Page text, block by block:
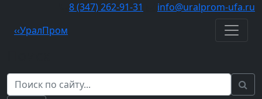
8 (347) 262‑91‑31
info@uralprom-ufa.ru
‹‹УралПром